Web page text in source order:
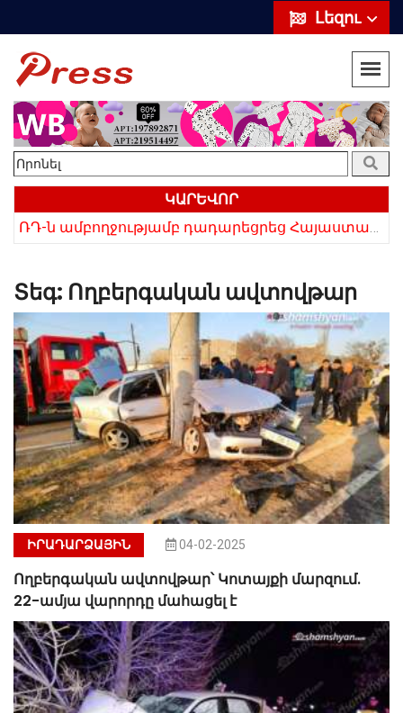
Լեզու
ԿԱՐԵՎՈՐ
Տեգ: Ողբերգական ավտովթար
ԻՐԱԴԱՐՁԱՅԻՆ 04-02-2025
Ողբերգական ավտովթար՝ Կոտայքի մարզում.
22-ամյա վարորդը մահացել է